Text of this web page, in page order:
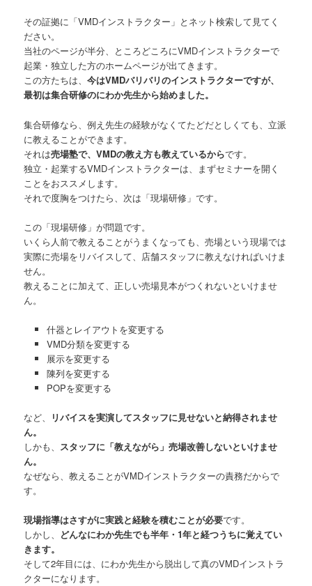
その証拠に「VMDインストラクター」とネット検索して見てく
ださい。
当社のページが半分、ところどころにVMDインストラクターで
起業・独立した方のホームページが出てきます。
この方たちは、今はVMDバリバリのインストラクターですが、
最初は集合研修のにわか先生から始めました。
集合研修なら、例え先生の経験がなくてたどだとしくても、立派
に教えることができます。
それは売場塾で、VMDの教え方も教えているからです。
独立・起業するVMDインストラクターは、まずセミナーを開く
ことをおススメします。
それで度胸をつけたら、次は「現場研修」です。
この「現場研修」が問題です。
いくら人前で教えることがうまくなっても、売場という現場では
実際に売場をリバイスして、店舗スタッフに教えなければいけま
せん。
教えることに加えて、正しい売場見本がつくれないといけませ
ん。
什器とレイアウトを変更する
VMD分類を変更する
展示を変更する
陳列を変更する
POPを変更する
など、
リバイスを実演してスタッフに見せないと納得されませ
ん。
しかも、 スタッフに「教えながら」売場改善しないといけませ
ん。
なぜなら、教えることがVMDインストラクターの責務だからで
す。
現場指導はさすがに実践と経験を積むことが必要です。
しかし、
どんなにわか先生でも半年・1年と経つうちに覚えてい
きます。
そして2年目には、にわか先生から脱出して真のVMDインストラ
クターになります。